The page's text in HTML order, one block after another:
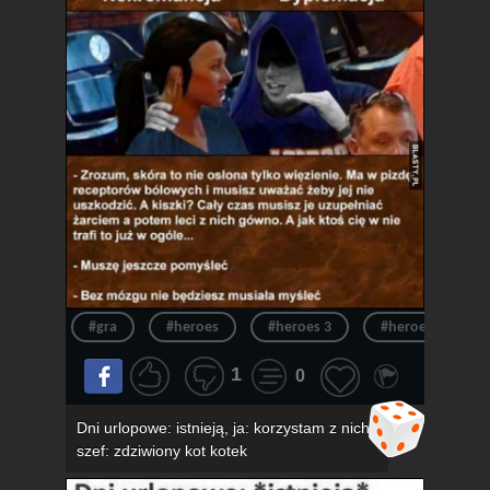
#gra #heroes #heroes 3 #heroes of
1 0
Dni urlopowe: istnieją, ja: korzystam z nich,
szef: zdziwiony kot kotek